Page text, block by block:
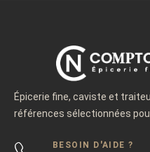
Épicerie fine, caviste et
références sélectionnées
BESOIN D'AIDE ?